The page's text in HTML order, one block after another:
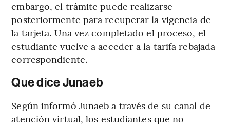
embargo, el trámite puede realizarse
posteriormente para recuperar la vigencia de
la tarjeta. Una vez completado el proceso, el
estudiante vuelve a acceder a la tarifa rebajada
correspondiente.
Que dice Junaeb
Según informó Junaeb a través de su canal de
atención virtual, los estudiantes que no